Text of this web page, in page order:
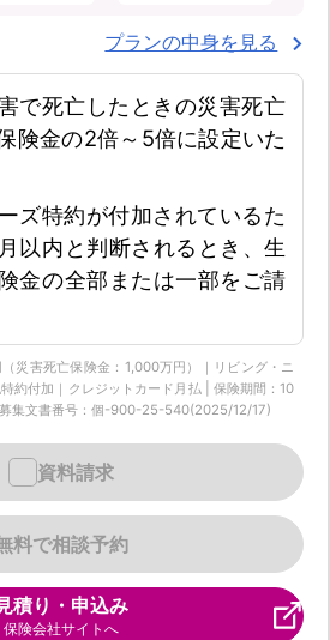
プランの中身を見る
で死亡したときの災害死亡
険金の2倍～5倍に設定いた
ズ特約が付加されているた
以内と判断されるとき、生
金の全部または一部をご請
災害死亡保険金：1,000万円）｜リビング・ニ
約付加｜クレジットカード月払 | 保険期間：10
集文書番号：個-900-25-540(2025/12/17)
料で相談予約
資料請求
積り・申込み
保険会社サイトへ